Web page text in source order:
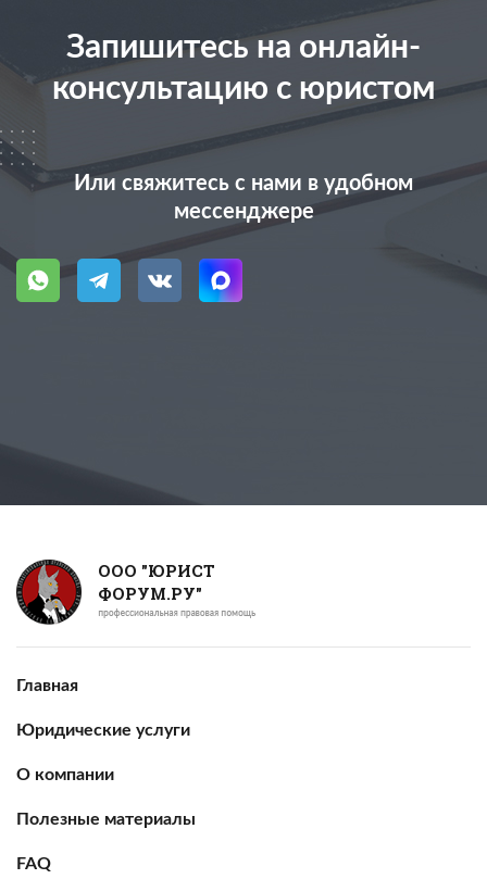
Запишитесь на онлайн-
консультацию с юристом
Или свяжитесь с нами в удобном
мессенджере
ООО "ЮРИСТ
ФОРУМ.РУ"
Главная
Юридические услуги
О компании
Полезные материалы
FAQ